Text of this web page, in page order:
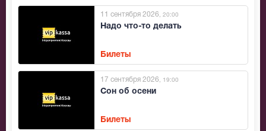
Надо что-то делать
11 сентября 2026 , 20:00
Билеты
Сон об осени
17 сентября 2026 , 19:00
Билеты